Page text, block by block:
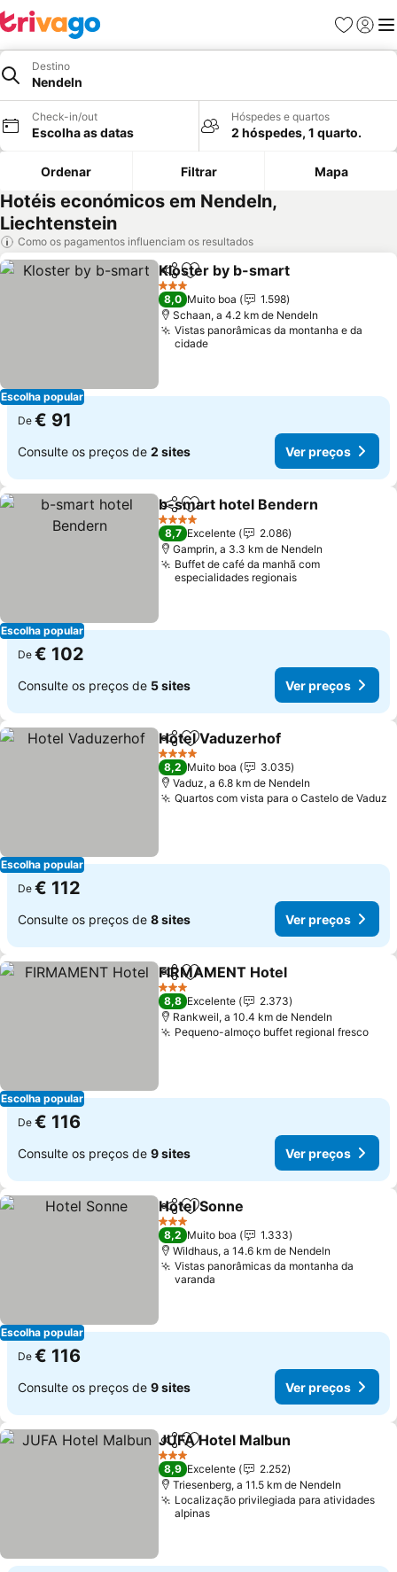
Favoritos
Iniciar
Destino
Nendeln
Check-in/out
Escolha as datas
Hóspedes e quartos
2 hóspedes, 1 quarto.
Ordenar Filtrar Mapa
Hotéis económicos em Nendeln,
Liechtenstein
Como os pagamentos influenciam os resultados
Escolha popular
PartilharAdicionar aos favoritos
Kloster by b-smart
3 Estrelas
8,0 Muito boa
1.598
Schaan, a 4.2 km de Nendeln
Vistas panorâmicas da montanha e da
cidade
De € 91
Consulte os preços de 2 sites Ver preços
Escolha popular
PartilharAdicionar aos favoritos
b-smart hotel Bendern
4 Estrelas
8,7 Excelente
2.086
Gamprin, a 3.3 km de Nendeln
Buffet de café da manhã com
especialidades regionais
De € 102
Consulte os preços de 5 sites Ver preços
Escolha popular
PartilharAdicionar aos favoritos
Hotel Vaduzerhof
4 Estrelas
8,2 Muito boa
3.035
Vaduz, a 6.8 km de Nendeln
Quartos com vista para o Castelo de Vaduz
De € 112
Consulte os preços de 8 sites Ver preços
Escolha popular
PartilharAdicionar aos favoritos
FIRMAMENT Hotel
3 Estrelas
8,8 Excelente
2.373
Rankweil, a 10.4 km de Nendeln
Pequeno-almoço buffet regional frescoVer
De € 116
Consulte os preços de 9 sites Ver preços
Escolha popular
PartilharAdicionar aos favoritos
Hotel Sonne
3 Estrelas
8,2 Muito boa
1.333
Wildhaus, a 14.6 km de Nendeln
Vistas panorâmicas da montanha da
varanda
De € 116
Consulte os preços de 9 sites Ver preços
PartilharAdicionar aos favoritos
JUFA Hotel Malbun
3 Estrelas
8,9 Excelente
2.252
Triesenberg, a 11.5 km de Nendeln
Localização privilegiada para atividades
alpinas